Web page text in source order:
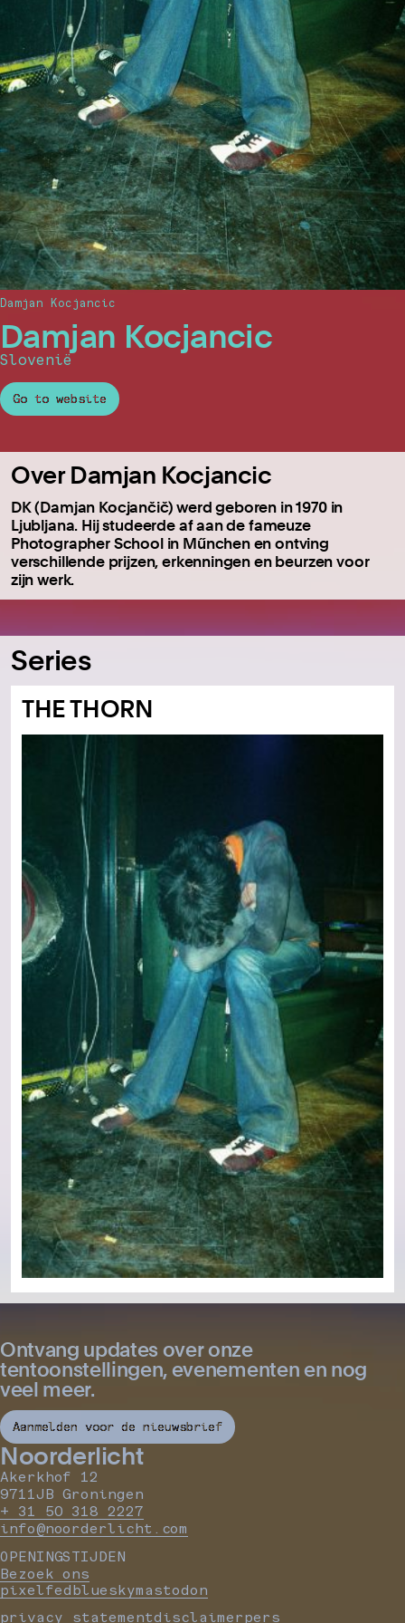
Damjan Kocjancic
Slovenië
Go to website
Damjan Kocjancic
Over Damjan Kocjancic
DK (Damjan Kocjančič) werd geboren in 1970 in
Ljubljana. Hij studeerde af aan de fameuze
Photographer School in Műnchen en ontving
verschillende prijzen, erkenningen en beurzen voor
zijn werk.
Series
THE THORN
Ontvang updates over onze
tentoonstellingen, evenementen en nog
veel meer.
Aanmelden voor de nieuwsbrief
Noorderlicht
Akerkhof 12
9711JB Groningen
+ 31 50 318 2227
info@noorderlicht.com
OPENINGSTIJDEN
Bezoek ons
pixelfedblueskymastodon
privacy statementdisclaimerpers